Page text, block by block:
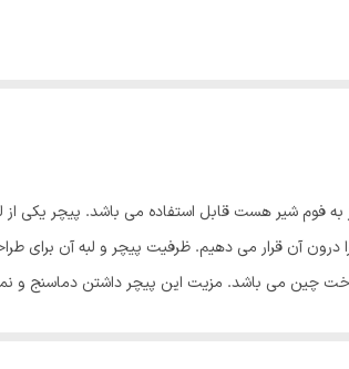
فوم شیر هست قابل استفاده می باشد. پیچر یکی از
آن قرار می دهیم. ظرفیت پیچر و لبه آن برای
ظرفیت آن ۳۵۰ میلی لیتر، ارتفاع ۹.۵ سانتی متر و ساخت چین می باشد.